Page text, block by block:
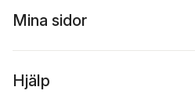
Mina sidor
Hjälp